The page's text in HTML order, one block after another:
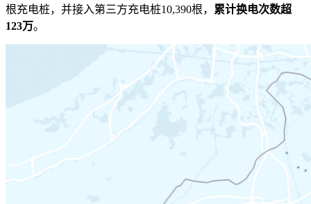
根充电桩，并接入第三方充电桩10,390根， 累计换电次数超
123万。